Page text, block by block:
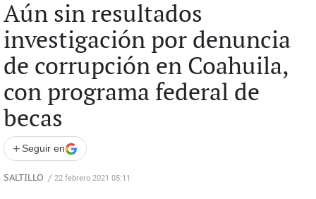
Aún sin resultados
investigación por denuncia
de corrupción en Coahuila,
con programa federal de
becas
+ Seguir en
SALTILLO / 22 febrero 2021 05:11